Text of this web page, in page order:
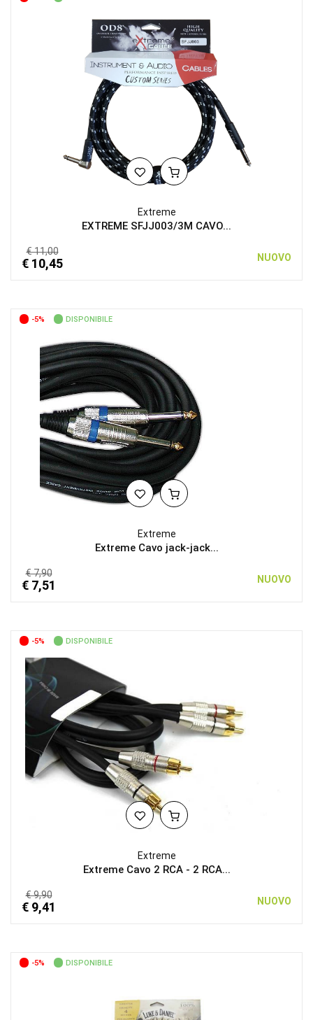
Extreme
EXTREME SFJJ003/3M CAVO...
€ 11,00
€ 10,45 NUOVO
-5% DISPONIBILE
Extreme
Extreme Cavo jack-jack...
€ 7,90
€ 7,51 NUOVO
-5% DISPONIBILE
Extreme
Extreme Cavo 2 RCA - 2 RCA...
€ 9,90
€ 9,41 NUOVO
-5% DISPONIBILE